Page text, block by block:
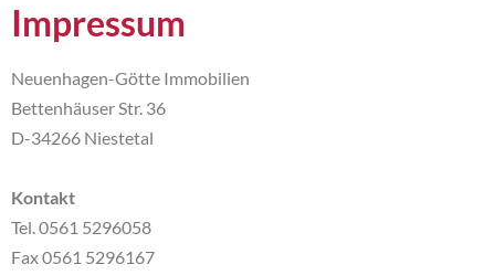
Impressum
Neuenhagen-Götte Immobilien
Bettenhäuser Str. 36
D-34266 Niestetal
Kontakt
Tel. 0561 5296058
Fax 0561 5296167